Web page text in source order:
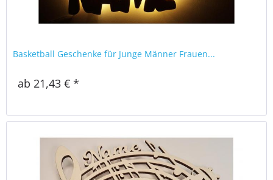
Basketball Geschenke für Junge Männer Frauen...
ab 21,43 € *